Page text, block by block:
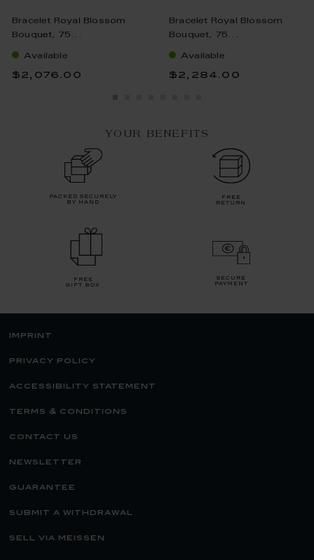
Bracelet Royal Blossom
Bouquet, 75...
Available
$2,076.00
Bracelet Royal Blossom
Bouquet, 75...
Available
$2,284.00
YOUR BENEFITS
packed securely
by hand
free
return
free
gift box
secure
payment
imprint
privacy policy
accessibility statement
terms & conditions
contact us
newsletter
guarantee
submit a withdrawal
sell via meissen